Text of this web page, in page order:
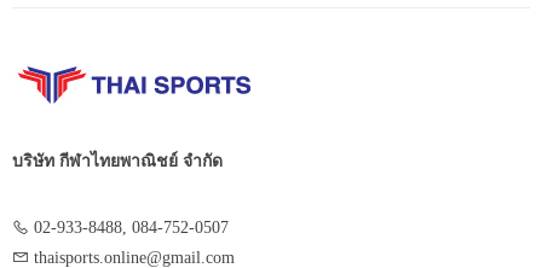
บริษัท กีฬาไทยพาณิชย์ จำกัด
02-933-8488, 084-752-0507
thaisports.online@gmail.com